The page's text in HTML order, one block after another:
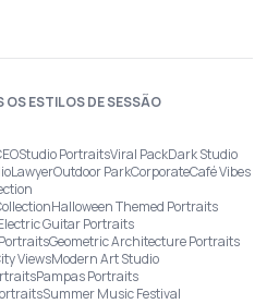
ESTILOS DE SESSÃO
Studio PortraitsViral PackDark Studio
LawyerOutdoor ParkCorporateCafé Vibes
Halloween Themed Portraits
Guitar Portraits
Geometric Architecture Portraits
ViewsModern Art Studio
Pampas Portraits
Summer Music Festival